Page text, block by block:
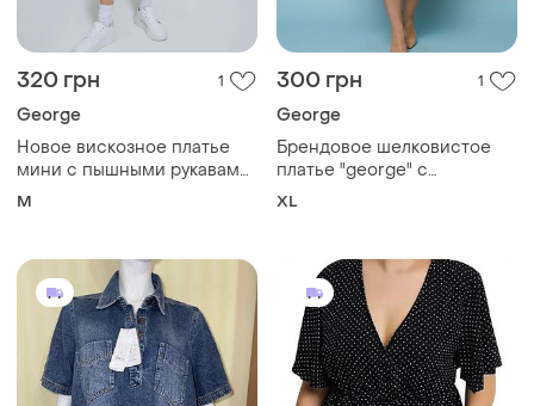
320 грн 1
George
Новое вискозное платье
мини с пышными рукавами
"george" зеленое с
M
300 грн 1
George
Брендовое шелковистое
платье "george" с
растительным принтом.
XL